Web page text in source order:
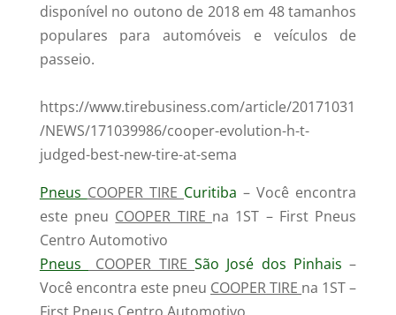
disponível no outono de 2018 em 48 tamanhos
populares para automóveis e veículos de
passeio.
https://www.tirebusiness.com/article/20171031
/NEWS/171039986/cooper-evolution-h-t-
judged-best-new-tire-at-sema
Pneus COOPER TIRE Curitiba– Você encontra
este pneu COOPER TIRE na 1ST – First Pneus
Centro Automotivo
Pneus
COOPER TIRESão José dos Pinhais –
Você encontra este pneu COOPER TIRE na 1ST –